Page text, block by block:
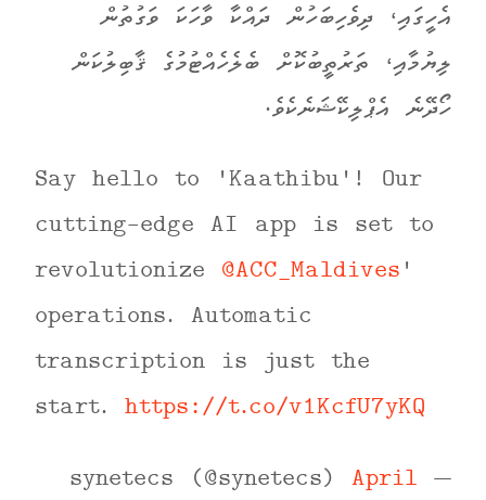
އެހީގައި، ދިވެހިބަހުން ދައްކާ ވާހަކަ ވަގުތުން
ލިޔުމާއި، ތަރުތީބުކޮށް ބެލެހެއްޓުމުގެ ޤާބިލުކަން
ހޯދޭނެ އެޕްލިކޭޝަނެކެވެ.
Say hello to 'Kaathibu'! Our
cutting-edge AI app is set to
revolutionize @ACC_Maldives'
operations. Automatic
transcription is just the
start. https://t.co/v1KcfU7yKQ
— synetecs (@synetecs)
April